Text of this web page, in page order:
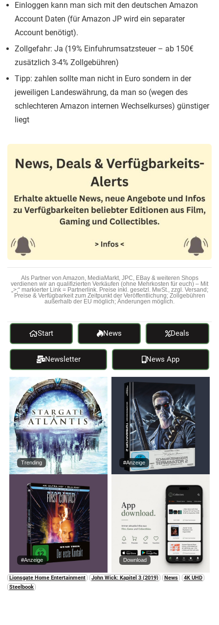
Einloggen kann man sich mit den deutschen Amazon
Account Daten (für Amazon JP wird ein separater
Account benötigt).
Zollgefahr: Ja (19% Einfuhrumsatzsteuer – ab 150€
zusätzlich 3-4% Zollgebühren)
Tipp: zahlen sollte man nicht in Euro sondern in der
jeweiligen Landeswährung, da man so (wegen des
schlechteren Amazon internen Wechselkurses) günstiger
liegt
Als Partner von Amazon, MediaMarkt, JPC, EBay & weiteren Shops
verdienen wir an qualifizierten Verkäufen (ohne Mehrkosten für euch) – Mit
„>;“ markierter Link = Partnerlink. Preise inkl. gesetzl. MwSt., zzgl. Versand;
Preise & Verfügbarkeit zum Zeitpunkt der Veröffentlichung; Zollgebühren
außerhalb der EU möglich; Änderungen möglich.
Start News Deals
Newsletter News App
Trending #Anzeige
#Anzeige Download
Lionsgate Home Entertainment John Wick: Kapitel 3 (2019) News
4K UHD
Steelbook